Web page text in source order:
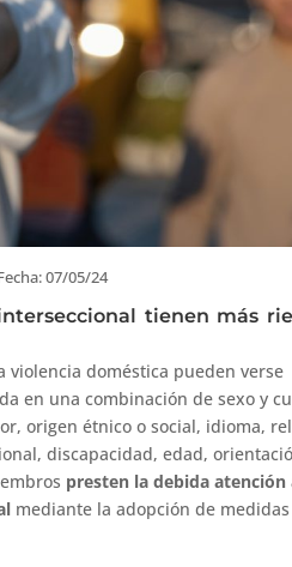
07/05/24
tienen más
violencia doméstica pueden verse
en una combinación de sexo y
origen étnico o social, idioma,
discapacidad, edad,
presten la debida atención
mediante la adopción de